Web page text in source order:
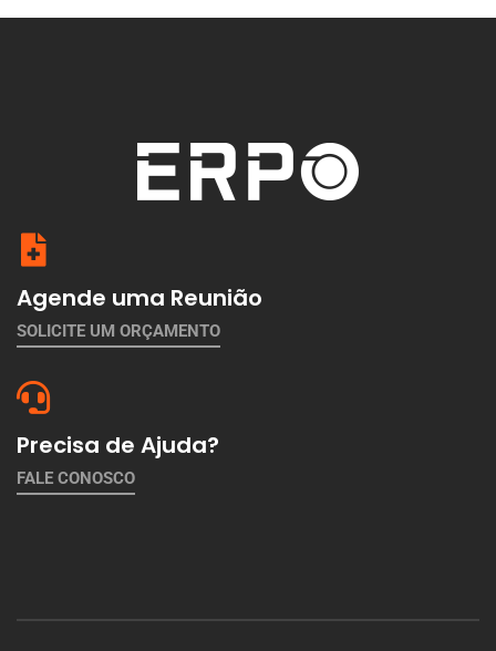
Agende uma Reunião
SOLICITE UM ORÇAMENTO
Precisa de Ajuda?
FALE CONOSCO